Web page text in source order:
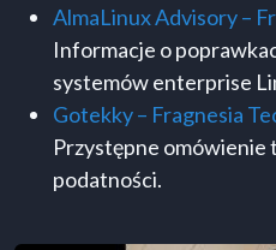
AlmaLinux Advisory –
Informacje o
systemów enterprise
Gotekky – Fragnesia
Przystępne omówienie
podatności.